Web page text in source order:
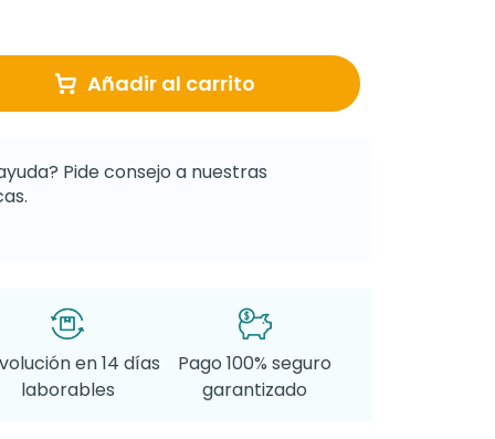
Añadir al carrito
Pide consejo a nuestras
en 14 días
laborables
Pago 100% seguro
garantizado